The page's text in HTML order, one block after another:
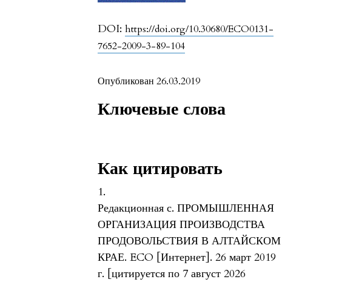
DOI:https://doi.org/10.30680/ECO0131-
7652-2009-3-89-104
Опубликован 26.03.2019
Ключевые слова
Как цитировать
1.
Редакционная с. ПРОМЫШЛЕННАЯ
ОРГАНИЗАЦИЯ ПРОИЗВОДСТВА
ПРОДОВОЛЬСТВИЯ В АЛТАЙСКОМ
КРАЕ. ECO [Интернет]. 26 март 2019
г. [цитируется по 7 август 2026